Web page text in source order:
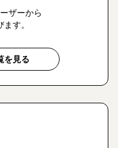
ザーから
す。
を見る